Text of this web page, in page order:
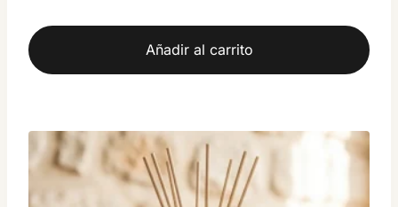
Añadir al carrito